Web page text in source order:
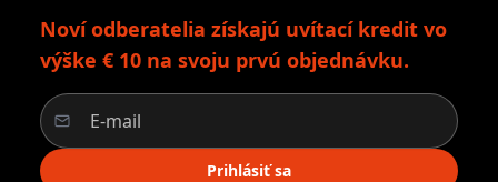
Noví odberatelia získajú uvítací kredit vo
výške € 10 na svoju prvú objednávku.
Prihlásiť sa